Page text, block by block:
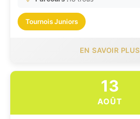
Tournois Juniors
EN SAVOIR PLUS
13
AOÛT